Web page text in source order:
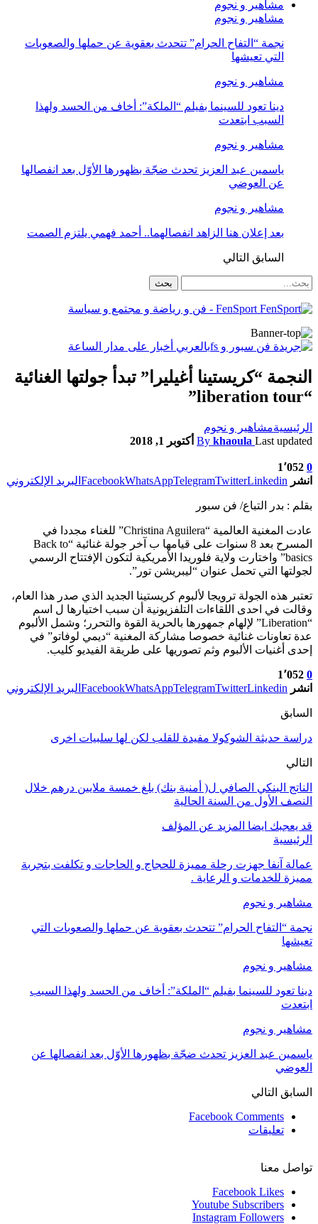
مشاهير و نجوم
مشاهير و نجوم
نجمة “التفاح الحرام” تتحدث بعقوية عن حملها والصعوبات
التي تعيشها
مشاهير و نجوم
دينا تعود للسينما بفيلم “الملكة”: أخاف من الحسد ولهذا
السبب ابتعدت
مشاهير و نجوم
ياسمين عبد العزيز تحدث ضجّة بظهورها الأوّل بعد انفصالها
عن العوضي
مشاهير و نجوم
بعد إعلان هنا الزاهد انفصالهما.. أحمد فهمي يلتزم الصمت
السابق التالي
FenSport - فن و رياضة و مجتمع و سياسة
النجمة “كريستينا أغيليرا” تبدأ جولتها الغنائية
“liberation tour”
الرئيسيةمشاهير و نجوم
By khaoula Last updated أكتوبر 1, 2018
0 1٬052
انشر
FacebookWhatsAppTelegramTwitterLinkedin البريد الإلكتروني
بقلم : بدر التباع/ فن سبور
عادت المغنية العالمية “Christina Aguilera” للغناء مجددا في
المسرح بعد 8 سنوات على قيامها ب آخر جولة غنائية “Back to
basics” واختارت ولاية فلوريدا الأمريكية لتكون الإفتتاح الرسمي
لجولتها التي تحمل عنوان “ليبريشن تور”.
تعتبر هذه الجولة ترويجا لألبوم كريستينا الجديد الذي صدر هذا العام،
وقالت في احدى اللقاءات التلفزيونية أن سبب اختيارها ل اسم
“Liberation” لإلهام جمهورها بالحرية القوة والتحرر؛ وشمل الألبوم
عدة تعاونات غنائية خصوصا مشاركة المغنية “ديمي لوفاتو” في
إحدى أغنيات الألبوم وثم تصوريها على طريقة الفيديو كليب.
0 1٬052
انشر
FacebookWhatsAppTelegramTwitterLinkedin البريد الإلكتروني
السابق
دراسة حديثة الشوكولا مفيدة للقلب لكن لها سلبيات اخرى
التالي
الناتج البنكي الصافي ل( أمنية بنك) بلغ خمسة ملايين درهم خلال
النصف الأول من السنة الحالية
قد يعجبك ايضا المزيد عن المؤلف
الرئيسية
عمالة آنفا جهزت رحلة مميزة للحجاج و الحاجات و تكلفت بتجربة
مميزة للخدمات و الرعاية .
مشاهير و نجوم
نجمة “التفاح الحرام” تتحدث بعقوية عن حملها والصعوبات التي
تعيشها
مشاهير و نجوم
دينا تعود للسينما بفيلم “الملكة”: أخاف من الحسد ولهذا السبب
ابتعدت
مشاهير و نجوم
ياسمين عبد العزيز تحدث ضجّة بظهورها الأوّل بعد انفصالها عن
العوضي
السابق التالي
Facebook Comments
تعليقات
تواصل معنا
Facebook Likes
Youtube Subscribers
Instagram Followers